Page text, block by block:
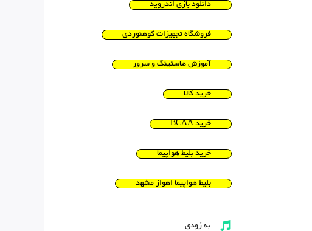
دانلود بازی اندروید
فروشگاه تجهیزات کوهنوردی
آموزش هاستینگ و سرور
خرید کالا
خرید BCAA
خرید بلیط هواپیما
بلیط هواپیما اهواز مشهد
به زودی